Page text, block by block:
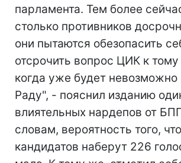
парламента. Тем более
столько противников
они пытаются обезопасить
отсрочить вопрос ЦИК к
когда уже будет невозможно
Раду", - пояснил изданию
влиятельных нардепов от
словам, вероятность того,
кандидатов наберут 226